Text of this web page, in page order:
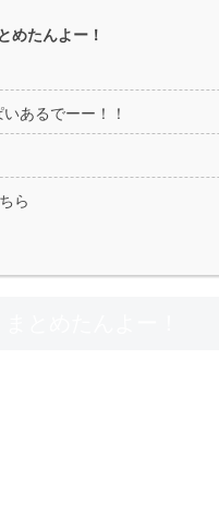
めたんよー！
あるでーー！！
ら